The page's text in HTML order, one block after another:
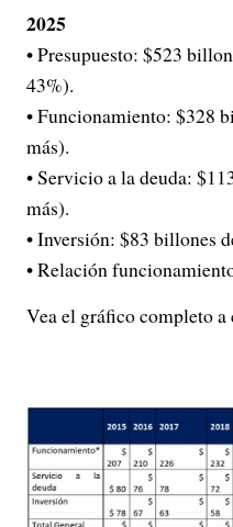
2025
• Presupuesto: $523
43%).
• Funcionamiento: $328
más).
• Servicio a la deuda:
más).
• Inversión: $83 billones
• Relación
Vea el gráfico completo